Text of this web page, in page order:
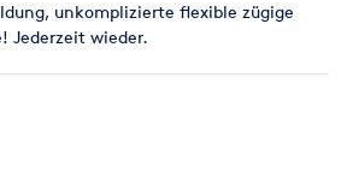
unkomplizierte flexible zügige
Jederzeit wieder.